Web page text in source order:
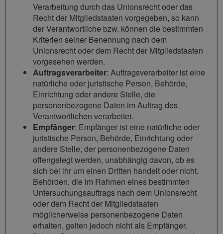
Verarbeitung durch das Unionsrecht oder das
Recht der Mitgliedstaaten vorgegeben, so kann
der Verantwortliche bzw. können die bestimmten
Kriterien seiner Benennung nach dem
Unionsrecht oder dem Recht der Mitgliedstaaten
vorgesehen werden.
Auftragsverarbeiter: Auftragsverarbeiter ist eine
natürliche oder juristische Person, Behörde,
Einrichtung oder andere Stelle, die
personenbezogene Daten im Auftrag des
Verantwortlichen verarbeitet.
Empfänger: Empfänger ist eine natürliche oder
juristische Person, Behörde, Einrichtung oder
andere Stelle, der personenbezogene Daten
offengelegt werden, unabhängig davon, ob es
sich bei ihr um einen Dritten handelt oder nicht.
Behörden, die im Rahmen eines bestimmten
Untersuchungsauftrags nach dem Unionsrecht
oder dem Recht der Mitgliedstaaten
möglicherweise personenbezogene Daten
erhalten, gelten jedoch nicht als Empfänger.